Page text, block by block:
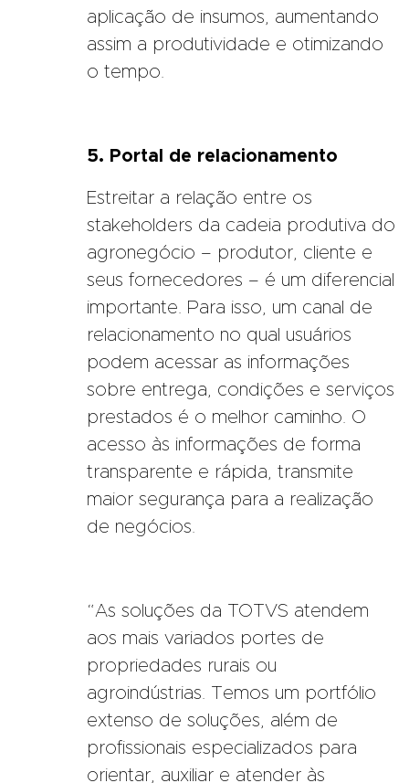
aplicação de insumos, aumentando
assim a produtividade e otimizando
o tempo.
5. Portal de relacionamento
Estreitar a relação entre os
stakeholders da cadeia produtiva do
agronegócio – produtor, cliente e
seus fornecedores – é um diferencial
importante. Para isso, um canal de
relacionamento no qual usuários
podem acessar as informações
sobre entrega, condições e serviços
prestados é o melhor caminho. O
acesso às informações de forma
transparente e rápida, transmite
maior segurança para a realização
de negócios.
“As soluções da TOTVS atendem
aos mais variados portes de
propriedades rurais ou
agroindústrias. Temos um portfólio
extenso de soluções, além de
profissionais especializados para
orientar, auxiliar e atender às